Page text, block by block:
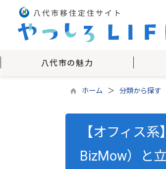
八代市の魅力
ホーム 分類から探す
【オフィス
BizMow）と